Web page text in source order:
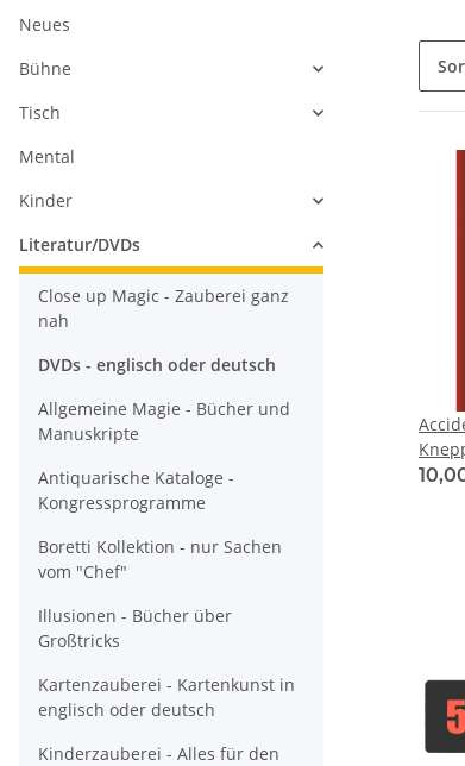
Neues
Bühne
Tisch
Mental
Kinder
Literatur/DVDs
Close up Magic - Zauberei ganz
nah
DVDs - englisch oder deutsch
Allgemeine Magie - Bücher und
Manuskripte
Antiquarische Kataloge -
Kongressprogramme
Boretti Kollektion - nur Sachen
vom "Chef"
Illusionen - Bücher über
Großtricks
Kartenzauberei - Kartenkunst in
englisch oder deutsch
Kinderzauberei - Alles für den